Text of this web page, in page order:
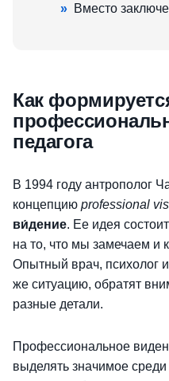
» Вместо
Как
педагога
В 1994 году антрополог
концепцию professional
ви́дение. Ее идея
на то, что мы замечаем и
Опытный врач, психолог
же ситуацию, обратят
разные детали.
Профессиональное
выделять значимое